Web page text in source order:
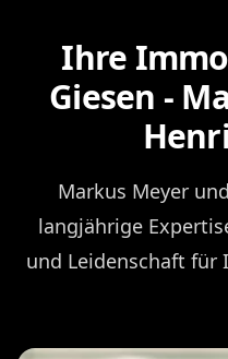
Ihre
Giesen -
Markus Meyer
langjährige
und Leidenschaft